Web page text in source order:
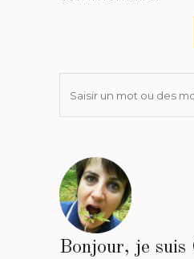
Bonjour, je suis